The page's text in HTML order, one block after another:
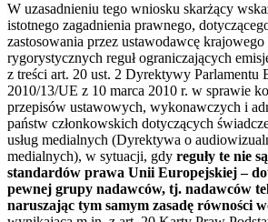
W uzasadnieniu tego wniosku skarżący
istotnego zagadnienia prawnego,
zastosowania przez ustawodawcę krajowego
rygorystycznych reguł ograniczających
z treści art. 20 ust. 2 Dyrektywy Parlamentu
2010/13/UE z 10 marca 2010 r. w sprawie
przepisów ustawowych, wykonawczych i
państw członkowskich dotyczących
usług medialnych (Dyrektywa o
medialnych), w sytuacji, gdy reguły te nie
standardów prawa Unii Europejskiej –
pewnej grupy nadawców, tj. nadawców
naruszając tym samym zasadę równości